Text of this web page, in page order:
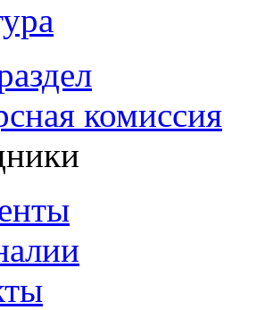
комиссия